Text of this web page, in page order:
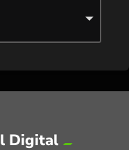
Digital